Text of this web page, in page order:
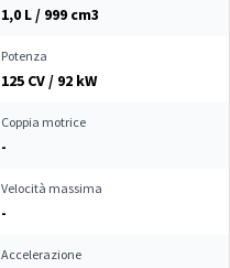
1,0 L / 999 cm3
Potenza
125 CV / 92 kW
Coppia motrice
-
Velocità massima
-
Accelerazione